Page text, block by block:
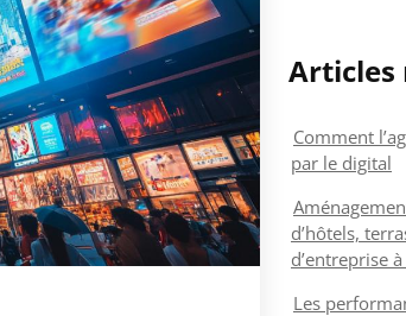
Articles
Comment
par le digital
d’hôtels,
d’entreprise
Les